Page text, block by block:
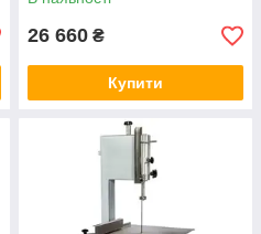
26 660 ₴
Купити